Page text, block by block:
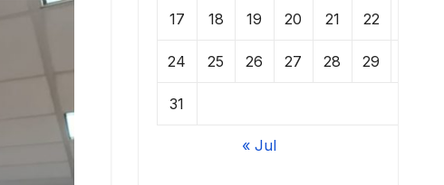
17 18 19 20 21 22
24 25 26 27 28 29
31
« Jul